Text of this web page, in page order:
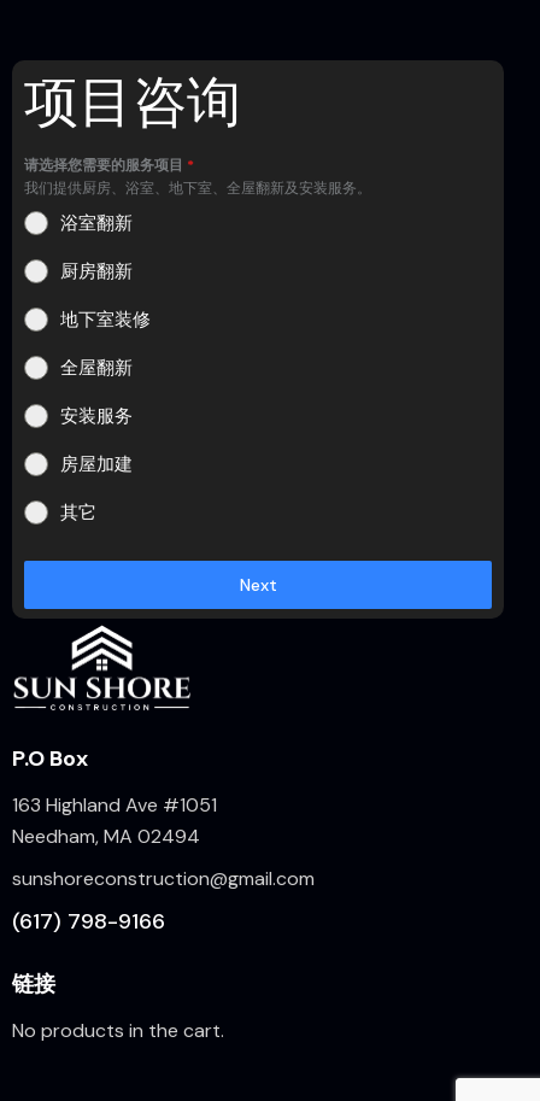
项目咨询
请选择您需要的服务项目 *
我们提供厨房、浴室、地下室、全屋翻新及安装服务。
浴室翻新
厨房翻新
地下室装修
全屋翻新
安装服务
房屋加建
其它
Next
P.O Box
163 Highland Ave #1051
Needham, MA 02494
sunshoreconstruction@gmail.com
(617) 798-9166
链接
No products in the cart.